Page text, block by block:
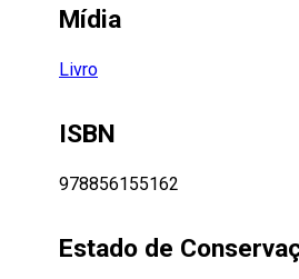
Mídia
Livro
ISBN
978856155162
Estado de